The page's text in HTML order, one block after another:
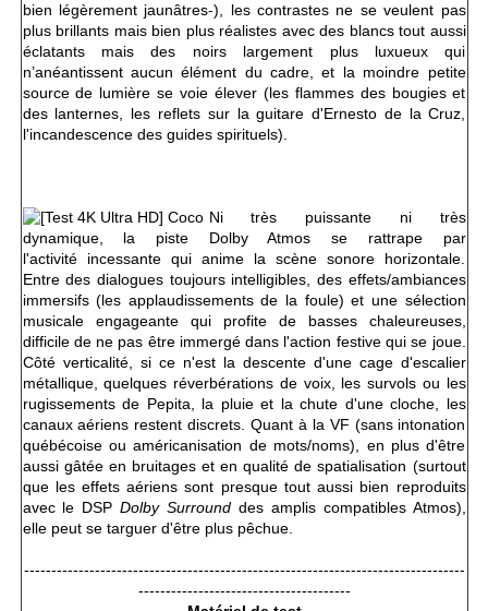
bien légèrement jaunâtres-), les contrastes ne se veulent pas
plus brillants mais bien plus réalistes avec des blancs tout aussi
éclatants mais des noirs largement plus luxueux qui
n’anéantissent aucun élément du cadre, et la moindre petite
source de lumière se voie élever (les flammes des bougies et
des lanternes, les reflets sur la guitare d'Ernesto de la Cruz,
l'incandescence des guides spirituels).
Ni très puissante ni très
dynamique, la piste Dolby Atmos se rattrape par
l'activité incessante qui anime la scène sonore horizontale.
Entre des dialogues toujours intelligibles, des effets/ambiances
immersifs (les applaudissements de la foule) et une sélection
musicale engageante qui profite de basses chaleureuses,
difficile de ne pas être immergé dans l'action festive qui se joue.
Côté verticalité, si ce n'est la descente d'une cage d'escalier
métallique, quelques réverbérations de voix, les survols ou les
rugissements de Pepita, la pluie et la chute d'une cloche, les
canaux aériens restent discrets. Quant à la VF (sans intonation
québécoise ou américanisation de mots/noms), en plus d'être
aussi gâtée en bruitages et en qualité de spatialisation (surtout
que les effets aériens sont presque tout aussi bien reproduits
avec le DSPDolby Surround des amplis compatibles Atmos),
elle peut se targuer d'être plus pêchue.
---------------------------------------------------------------------------------
---------------------------------------